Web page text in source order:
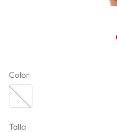
Color
Talla